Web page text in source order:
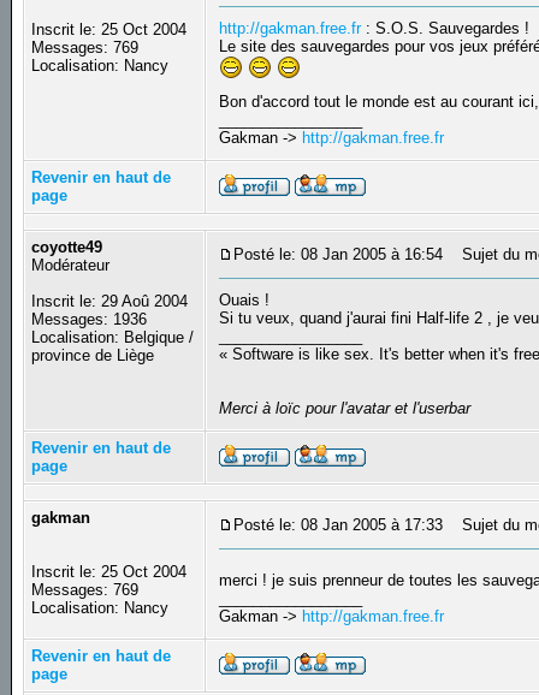
Inscrit le: 25 Oct 2004
Messages: 769
Localisation: Nancy
http://gakman.free.fr: S.O.S. Sauvegardes !
Le site des sauvegardes pour vos jeux
Bon d'accord tout le monde est au courant
Gakman -> http://gakman.free.fr
Revenir en haut de
page
coyotte49
Modérateur
Inscrit le: 29 Aoû 2004
Messages: 1936
Localisation: Belgique /
province de Liège
Posté le: 08 Jan 2005 à 16:54 Sujet du
Ouais !
Si tu veux, quand j'aurai fini Half-life 2 , je
« Software is like sex. It's better when it's
Merci à loïc pour l'avatar et l'userbar
Revenir en haut de
page
gakman
Inscrit le: 25 Oct 2004
Messages: 769
Localisation: Nancy
Posté le: 08 Jan 2005 à 17:33 Sujet du
merci ! je suis prenneur de toutes les
Gakman -> http://gakman.free.fr
Revenir en haut de
page